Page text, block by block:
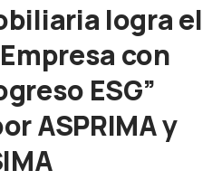
logra el
con
ESG”
ASPRIMA y